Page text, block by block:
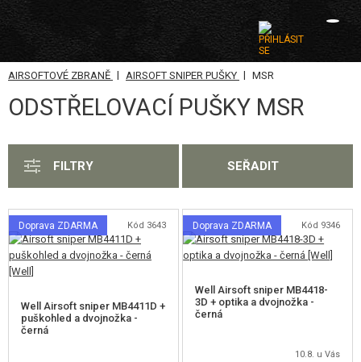
KATEGORIE
AIRSOFTOVÉ ZBRANĚ
AIRSOFT PUŠKY A SAMOPALY
AIRSOFT BROKOVNICE
VSR-10
AIRSOFTOVÉ ZBRANĚ | AIRSOFT SNIPER PUŠKY | MSR
ODSTŘELOVACÍ PUŠKY MSR
FILTRY SEŘADIT
Doprava ZDARMA Kód 3643
Well Airsoft sniper MB4411D +
puškohled a dvojnožka -
černá
Doprava ZDARMA Kód 9346
Well Airsoft sniper MB4418-
3D + optika a dvojnožka -
černá
10.8. u Vás